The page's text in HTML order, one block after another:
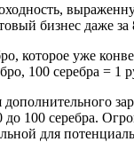
бизнес даже
которое уже
100 серебра = 1
100 серебра.
для